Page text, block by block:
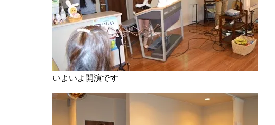
いよいよ開演です